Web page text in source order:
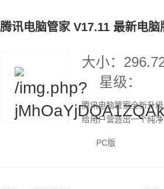
腾讯电脑管家 V17.11 最新电脑
大小：
星级：
腾讯电脑管家全新升
给用户营造出一个纯
PC版